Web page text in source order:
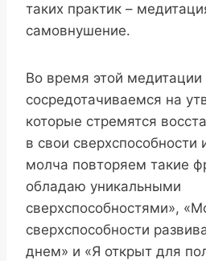
таких практик –
самовнушение.
Во время этой
сосредотачиваемся на
которые стремятся
в свои сверхспособности
молча повторяем такие
обладаю уникальными
сверхспособностями»,
сверхспособности
днем» и «Я открыт для